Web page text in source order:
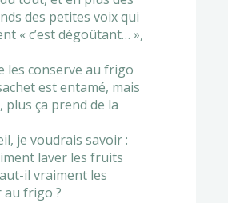
des petites voix qui
« c’est dégoûtant… »,
les conserve au frigo
est entamé, mais
plus ça prend de la
je voudrais savoir :
laver les fruits
il vraiment les
au frigo ?